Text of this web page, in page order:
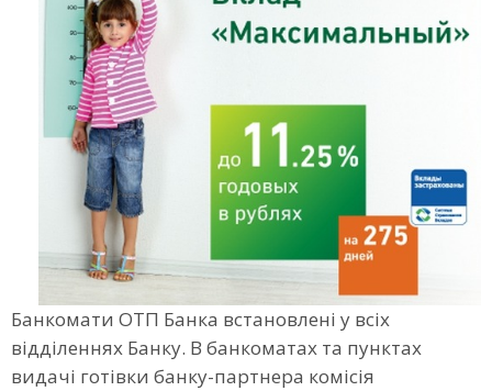
Банкомати ОТП Банка встановлені у всіх
відділеннях Банку. В банкоматах та пунктах
видачі готівки банку-партнера комісія